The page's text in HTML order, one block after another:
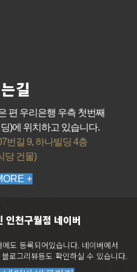
길
편 우리은행 우측 첫번째
)에 위치하고 있습니다.
번길 9, 하나빌딩 4층
당 건물)
+
인천구월점 네이버
도 등록되어있습니다. 네이버에서
로그리뷰등도 확인하실 수 있습니다.